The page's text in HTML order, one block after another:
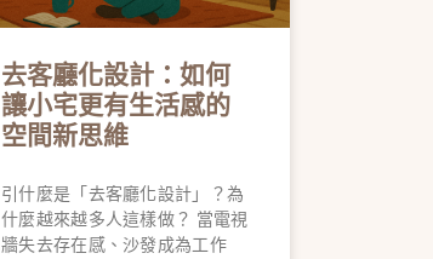
去客廳化設計：如何
讓小宅更有生活感的
空間新思維
引什麼是「去客廳化設計」？為
什麼越來越多人這樣做？ 當電視
牆失去存在感、沙發成為工作